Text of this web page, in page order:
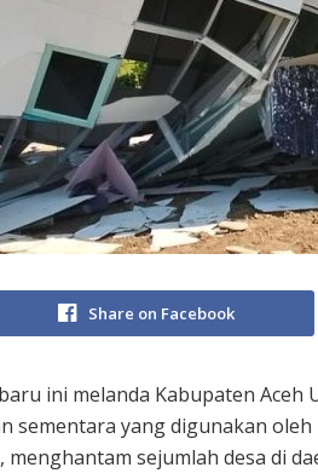
Share on Facebook
ini melanda Kabupaten Aceh
sementara yang digunakan
menghantam sejumlah desa di